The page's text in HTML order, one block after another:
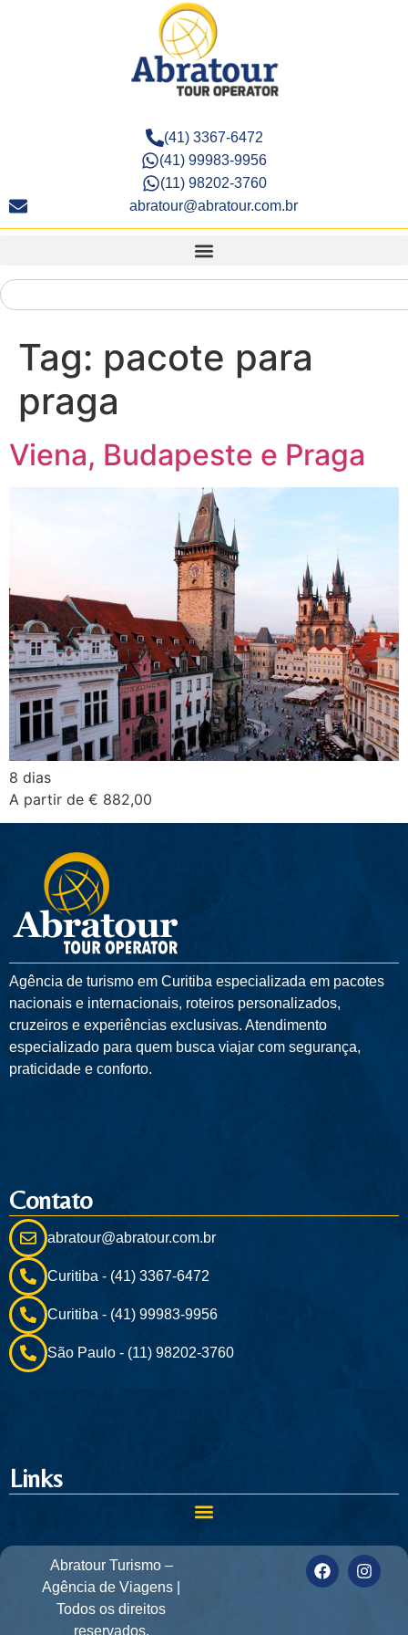
(41) 3367-6472
(41) 99983-9956
(11) 98202-3760
abratour@abratour.com.br
Tag: pacote para
praga
Viena, Budapeste e Praga
8 dias
A partir de € 882,00
Agência de turismo em Curitiba especializada em pacotes
nacionais e internacionais, roteiros personalizados,
cruzeiros e experiências exclusivas. Atendimento
especializado para quem busca viajar com segurança,
praticidade e conforto.
Contato
abratour@abratour.com.br
Curitiba - (41) 3367-6472
Curitiba - (41) 99983-9956
São Paulo - (11) 98202-3760
Links
Abratour Turismo –
Agência de Viagens |
Todos os direitos
reservados.